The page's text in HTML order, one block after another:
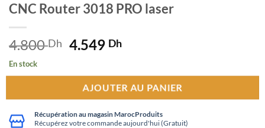
CNC Router 3018 PRO laser
4.800Dh Le
initial
était :
4.800 Dh.
4.549 Dh
actuel
est :
4.549 Dh.
En stock
AJOUTER AU PANIER
Récupération au magasin MarocProduits
Récupérez votre commande aujourd'hui (Gratuit)